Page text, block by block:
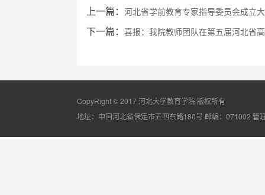
上一篇： 河北省学前教育专家指导委员会成立
下一篇： 喜报：我院教师团队在第五届河北省
CopyRight © 2017 河北大学教育学院 版权所有
地址：中国河北省保定市五四东路180号 邮编：071002 管